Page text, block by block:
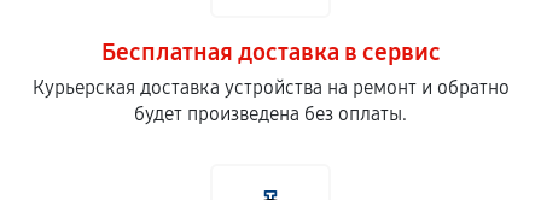
Бесплатная доставка в сервис
Курьерская доставка устройства на ремонт и обратно
будет произведена без оплаты.